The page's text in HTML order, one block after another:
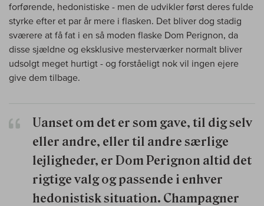
forførende, hedonistiske - men de udvikler først deres fulde
styrke efter et par år mere i flasken. Det bliver dog stadig
sværere at få fat i en så moden flaske Dom Perignon, da
disse sjældne og eksklusive mesterværker normalt bliver
udsolgt meget hurtigt - og forståeligt nok vil ingen ejere
give dem tilbage.
Uanset om det er som gave, til dig selv
eller andre, eller til andre særlige
lejligheder, er Dom Perignon altid det
rigtige valg og passende i enhver
hedonistisk situation. Champagner